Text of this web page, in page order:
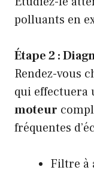
polluants en
Étape 2 :
Rendez-vous
qui effectuera
moteur
fréquentes
Filtre à